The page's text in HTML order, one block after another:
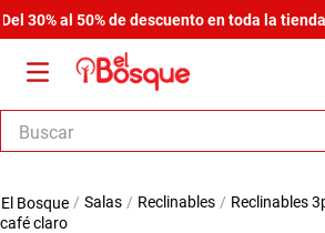
al 50% de descuento en toda la tienda!
Buscar
salas reclinables reclinables
café claro
1.
salas